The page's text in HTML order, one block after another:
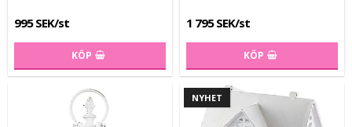
995 SEK/st
KÖP
1 795 SEK/st
KÖP
NYHET